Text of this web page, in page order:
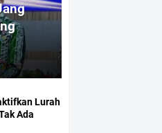
Lurah
Ada